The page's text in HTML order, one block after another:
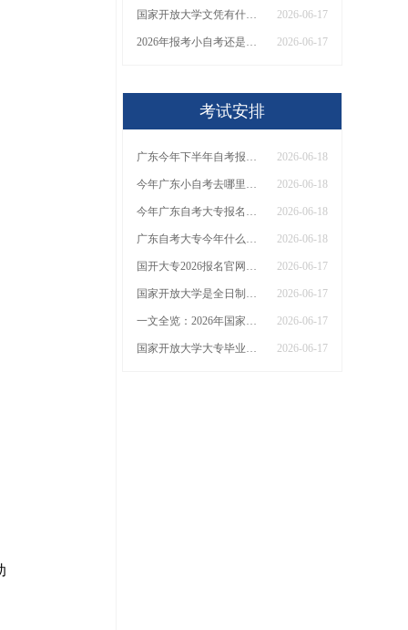
国家开放大学文凭有什么用？能报的专业有哪些 2026-06-17
2026年报考小自考还是大自考呢？哪个好？ 2026-06-17
考试安排
广东今年下半年自考报名时间表新鲜出炉！ 2026-06-18
今年广东小自考去哪里报名（附报考入口） 2026-06-18
今年广东自考大专报名时间表 全年具体安排 2026-06-18
广东自考大专今年什么时候考试呢 2026-06-18
国开大专2026报名官网在哪里（怎么报） 2026-06-17
国家开放大学是全日制吗？2026年怎么报名呢 2026-06-17
一文全览：2026年国家开放大学报名时间及报名流程 2026-06-17
国家开放大学大专毕业证什么时候拿？有什么用？ 2026-06-17